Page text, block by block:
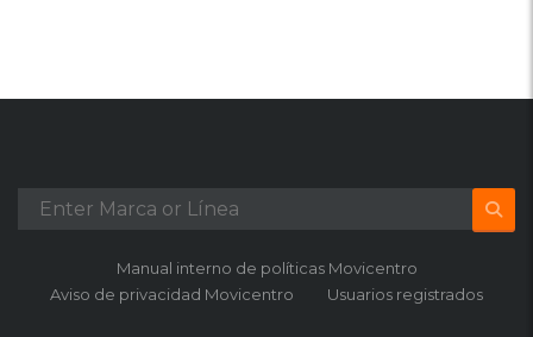
Manual interno de políticas Movicentro
Aviso de privacidad Movicentro
Usuarios registrados